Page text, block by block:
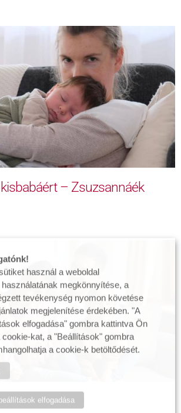
– Zsuzsannáék
használ a weboldal
megkönnyítése, a
tevékenység nyomon követése
megjelenítése érdekében. "A
elfogadása" gombra kattintva Ön
cookie-kat, a "Beállítások" gombra
a cookie-k betöltődését.
elfogadása